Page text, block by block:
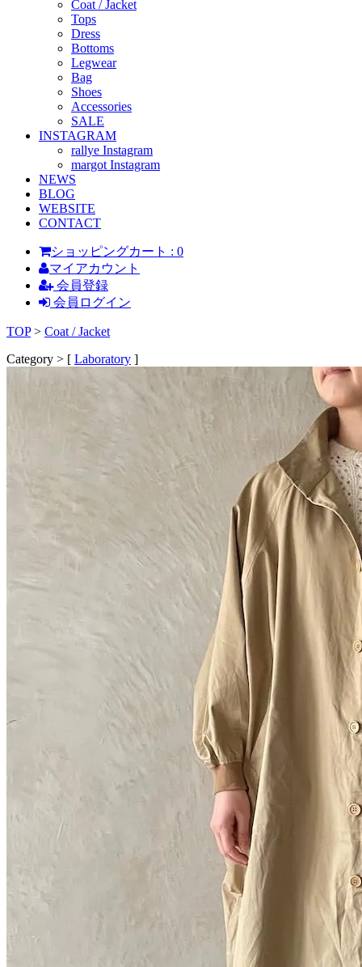
Coat / Jacket
Tops
Dress
Bottoms
Legwear
Bag
Shoes
Accessories
SALE
INSTAGRAM
rallye Instagram
margot Instagram
NEWS
BLOG
WEBSITE
CONTACT
ショッピングカート : 0
マイアカウント
会員登録
会員ログイン
TOP > Coat / Jacket
Category > [ Laboratory ]